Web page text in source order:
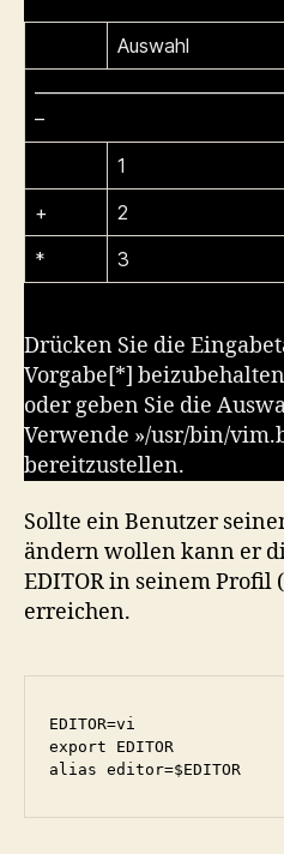
Auswahl
–
1
+
2
*
3
Drücken Sie die
Vorgabe[*]
oder geben Sie die
Verwende »/usr/bin/
bereitzustellen.
Sollte ein Benutzer
ändern wollen kann er
EDITOR in seinem Profil
erreichen.
EDITOR=vi
export EDITOR
alias editor=$EDITOR